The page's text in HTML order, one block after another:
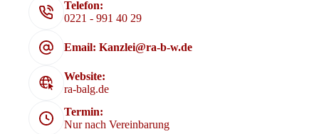
Telefon:
0221 - 991 40 29
Email: Kanzlei@ra-b-w.de
Website:
ra-balg.de
Termin:
Nur nach Vereinbarung